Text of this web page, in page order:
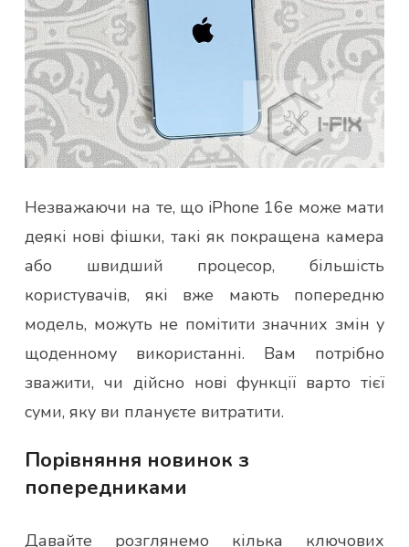
Незважаючи на те, що iPhone 16e може мати
деякі нові фішки, такі як покращена камера
або швидший процесор, більшість
користувачів, які вже мають попередню
модель, можуть не помітити значних змін у
щоденному використанні. Вам потрібно
зважити, чи дійсно нові функції варто тієї
суми, яку ви плануєте витратити.
Порівняння новинок з
попередниками
Давайте розглянемо кілька ключових